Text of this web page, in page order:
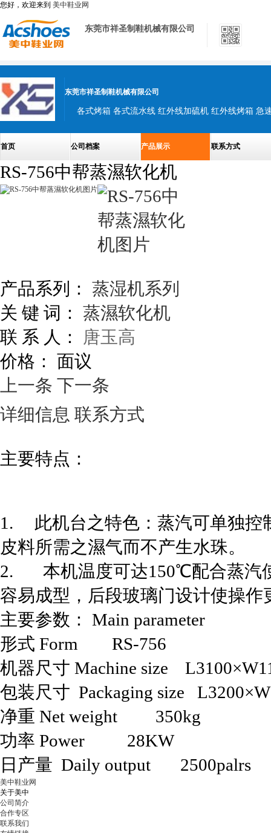
您好，欢迎来到 美中鞋业网
东莞市祥圣制鞋机械有限公司
东莞市祥圣制鞋机械有限公司
首页 公司档案 产品展示 联系方式
RS-756中帮蒸濕软化机
产品系列： 蒸湿机系列
关 键 词： 蒸濕软化机
联 系 人：
唐玉高
价格： 面议
上一条 下一条
详细信息 联系方式
主要特点：
1. 此机台之特色：蒸汽可单独控
皮料所需之濕气而不产生水珠。
2. 本机温度可达150℃配合蒸汽
容易成型，后段玻璃门设计使操作
主要参数： Main parameter
形式 Form RS-756
机器尺寸 Machine size
包装尺寸 Packaging size
净重 Net weight 350kg
功率 Power 28KW
日产量 Daily output 2500palrs
美中鞋业网
关于美中
公司简介
合作专区
联系我们